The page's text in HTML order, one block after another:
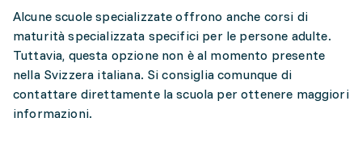
Alcune scuole specializzate offrono anche corsi di
maturità specializzata specifici per le persone adulte.
Tuttavia, questa opzione non è al momento presente
nella Svizzera italiana. Si consiglia comunque di
contattare direttamente la scuola per ottenere maggiori
informazioni.